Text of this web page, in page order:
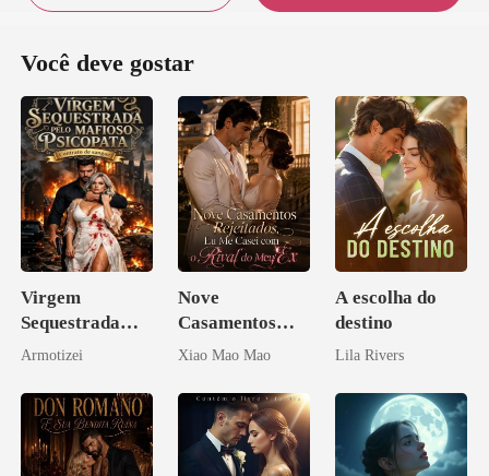
Você deve gostar
Virgem
Sequestrada
pelo Mafioso
CONTRATO
DE SANGUE
Armotizei
Nove
Casamentos
Rejeitados, Eu
Rival do Meu
Xiao Mao Mao
A escolha do
destino
Lila Rivers